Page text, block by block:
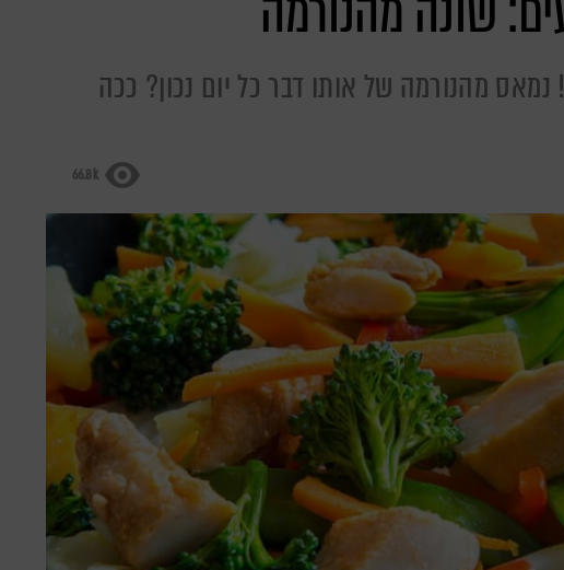
מהנורמה של אותו דבר כל יום נכון? ככה
66.8k